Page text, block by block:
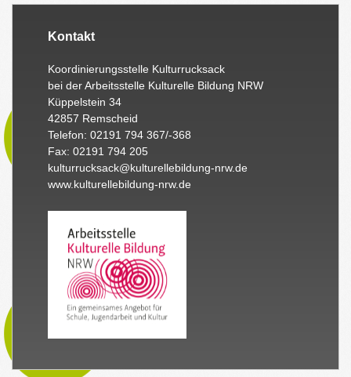
Kontakt
Koordinierungsstelle Kulturrucksack
bei der Arbeitsstelle Kulturelle Bildung NRW
Küppelstein 34
42857 Remscheid
Telefon: 02191 794 367/-368
Fax: 02191 794 205
kulturrucksack@kulturellebildung-nrw.de
www.kulturellebildung-nrw.de